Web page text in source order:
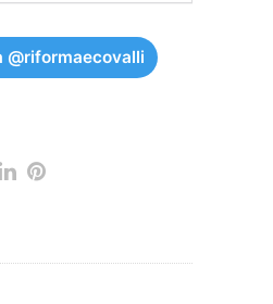
@riformaecovalli